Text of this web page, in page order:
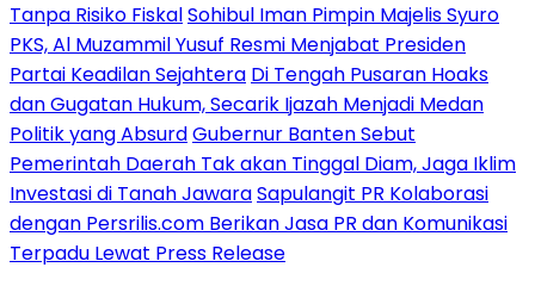
Tanpa Risiko FiskalSohibul Iman Pimpin Majelis Syuro
PKS, Al Muzammil Yusuf Resmi Menjabat Presiden
Partai Keadilan Sejahtera Di Tengah Pusaran Hoaks
dan Gugatan Hukum, Secarik Ijazah Menjadi Medan
Politik yang AbsurdGubernur Banten Sebut
Pemerintah Daerah Tak akan Tinggal Diam, Jaga Iklim
Investasi di Tanah JawaraSapulangit PR Kolaborasi
dengan Persrilis.com Berikan Jasa PR dan Komunikasi
Terpadu Lewat Press Release